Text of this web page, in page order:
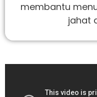
membantu
jahat